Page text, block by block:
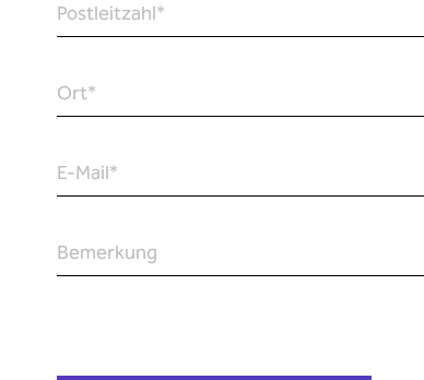
Postleitzahl*
Ort*
E-Mail*
Bemerkung